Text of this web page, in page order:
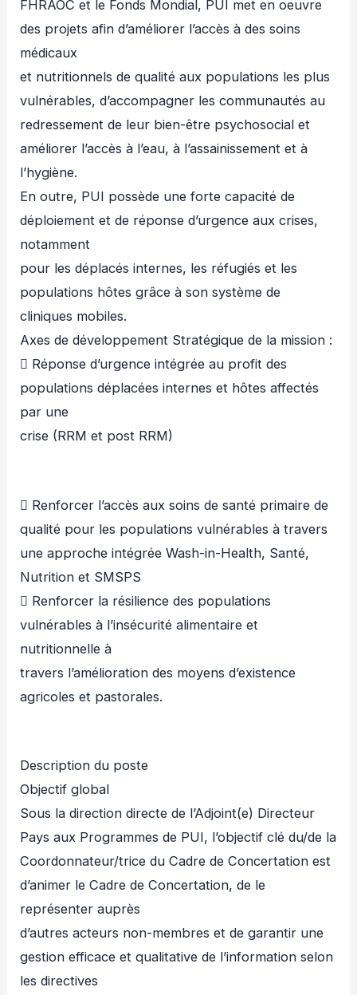
FHRAOC et le Fonds Mondial, PUI met en oeuvre
des projets afin d’améliorer l’accès à des soins
médicaux
et nutritionnels de qualité aux populations les plus
vulnérables, d’accompagner les communautés au
redressement de leur bien-être psychosocial et
améliorer l’accès à l’eau, à l’assainissement et à
l’hygiène.
En outre, PUI possède une forte capacité de
déploiement et de réponse d’urgence aux crises,
notamment
pour les déplacés internes, les réfugiés et les
populations hôtes grâce à son système de
cliniques mobiles.
Axes de développement Stratégique de la mission :
 Réponse d’urgence intégrée au profit des
populations déplacées internes et hôtes affectés
par une
crise (RRM et post RRM)
 Renforcer l’accès aux soins de santé primaire de
qualité pour les populations vulnérables à travers
une approche intégrée Wash-in-Health, Santé,
Nutrition et SMSPS
 Renforcer la résilience des populations
vulnérables à l’insécurité alimentaire et
nutritionnelle à
travers l’amélioration des moyens d’existence
agricoles et pastorales.
Description du poste
Objectif global
Sous la direction directe de l’Adjoint(e) Directeur
Pays aux Programmes de PUI, l’objectif clé du/de la
Coordonnateur/trice du Cadre de Concertation est
d’animer le Cadre de Concertation, de le
représenter auprès
d’autres acteurs non-membres et de garantir une
gestion efficace et qualitative de l’information selon
les directives